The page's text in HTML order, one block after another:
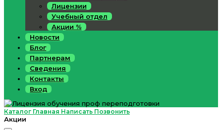
Лицензии
Учебный отдел
Акции %
Новости
Блог
Партнерам
Сведения
Контакты
Вход
Каталог Главная Написать Позвонить
Акции